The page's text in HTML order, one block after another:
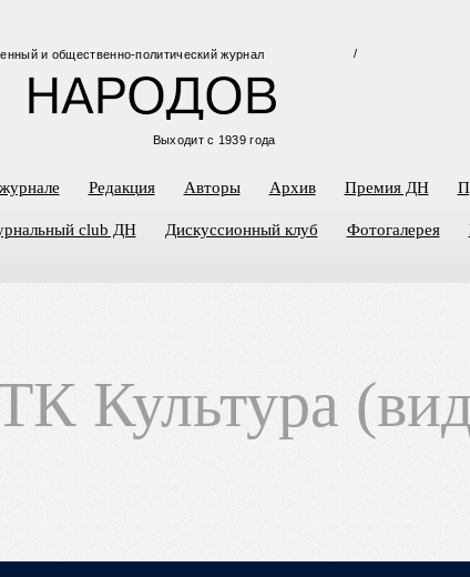
и общественно-политический журнал
Выходит с 1939 года
/
Редакция Авторы Архив Премия ДН
club ДН Дискуссионный клуб Фотогалерея
Культура